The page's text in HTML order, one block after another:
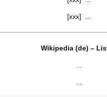
[xxx] ...
Wikipedia (de) –